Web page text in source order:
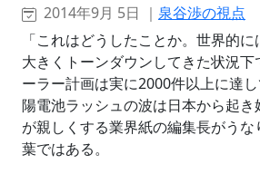
2014年9月 5日 ｜ 泉谷渉の視点
「これはどうしたことか。世界的
大きくトーンダウンしてきた状況
ーラー計画は実に2000件以上に達
陽電池ラッシュの波は日本から起
が親しくする業界紙の編集長がう
葉ではある。